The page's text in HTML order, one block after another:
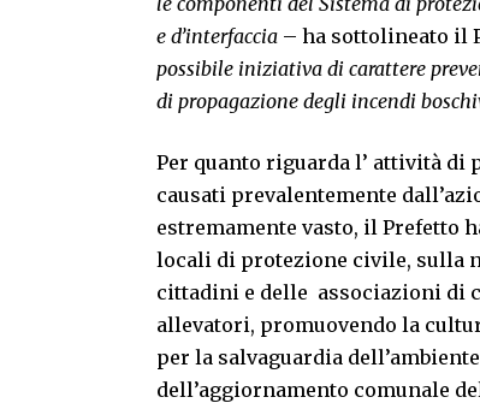
e d’interfaccia – ha sottolineato il
possibile iniziativa di carattere
di propagazione degli incendi
Per quanto riguarda l’ attività
causati prevalentemente
estremamente vasto, il Prefetto
locali di protezione civile, sulla
cittadini e delle associazioni di
allevatori, promuovendo la
per la salvaguardia
dell’aggiornamento comunale